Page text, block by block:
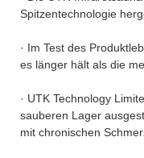
Spitzentechnologie
· Im Test des
es länger hält als die
· UTK Technology
sauberen Lager
mit chronischen